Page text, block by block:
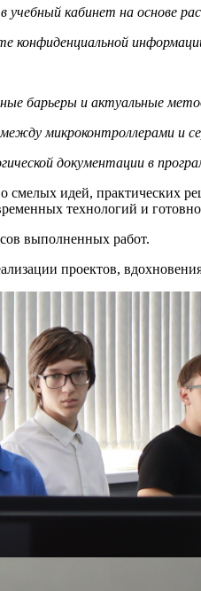
кабинет на основе
барьеры и актуальные
микроконтроллерами и
документации в
смелых идей,
технологий и
выполненных работ.
проектов,